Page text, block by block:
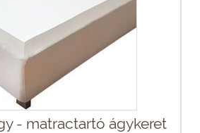
- matractartó ágykeret